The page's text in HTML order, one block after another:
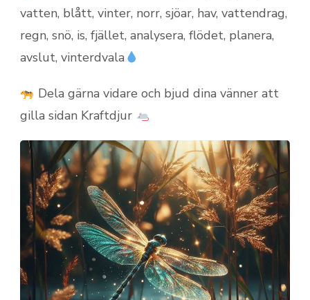
vatten, blått, vinter, norr, sjöar, hav, vattendrag,
regn, snö, is, fjället, analysera, flödet, planera,
avslut, vinterdvala
Dela gärna vidare och bjud dina vänner att
gilla sidan Kraftdjur